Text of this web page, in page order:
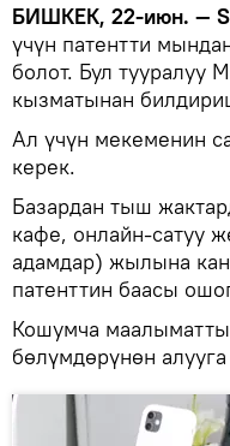
БИШКЕК, 22-июн. —
үчүн патентти
болот. Бул тууралуу
кызматынан
Ал үчүн мекеменин
керек.
Базардан тыш
кафе, онлайн-сатуу
адамдар) жылына
патенттин баасы
Кошумча
бөлүмдөрүнөн алууга